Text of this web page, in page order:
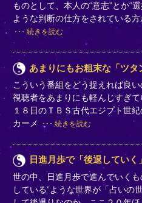
ものとして、本人の“意志”とか“
ような判断の仕方をされている
続きを読む
あまりにもお粗末な「ツタ
こういう番組をどう捉えれば良
視聴者をあまりにも軽んじすぎ
１８日のＴＢＳ古代エジプト世
カーメ
続きを読む
日進月歩で「後退していく
世の中、日進月歩で進んでいく
している”ような世界が「占いの